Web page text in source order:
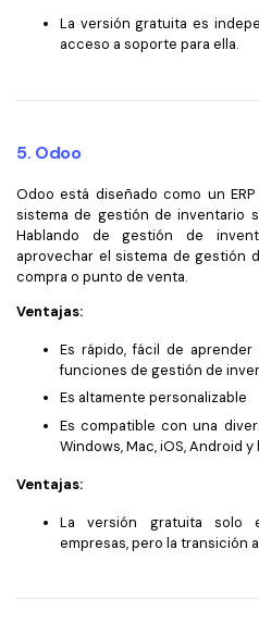
La versión gratuita es
acceso a soporte para ella.
5. Odoo
Odoo está diseñado como un
sistema de gestión de inventario
Hablando de gestión de
aprovechar el sistema de gestión
compra o punto de venta.
Ventajas:
Es rápido, fácil de
funciones de gestión de
Es altamente personalizable
Es compatible con una
Windows, Mac, iOS, Android y
Ventajas:
La versión gratuita solo
empresas, pero la transición